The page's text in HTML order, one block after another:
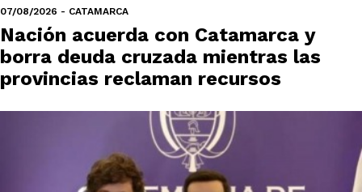
07/08/2026 - CATAMARCA
Nación acuerda con Catamarca y
borra deuda cruzada mientras las
provincias reclaman recursos